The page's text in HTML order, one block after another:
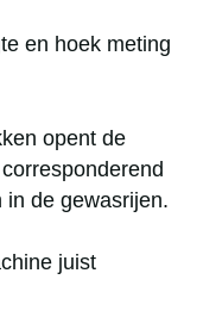
en hoek meting
opent de
in de gewasrijen.
juist